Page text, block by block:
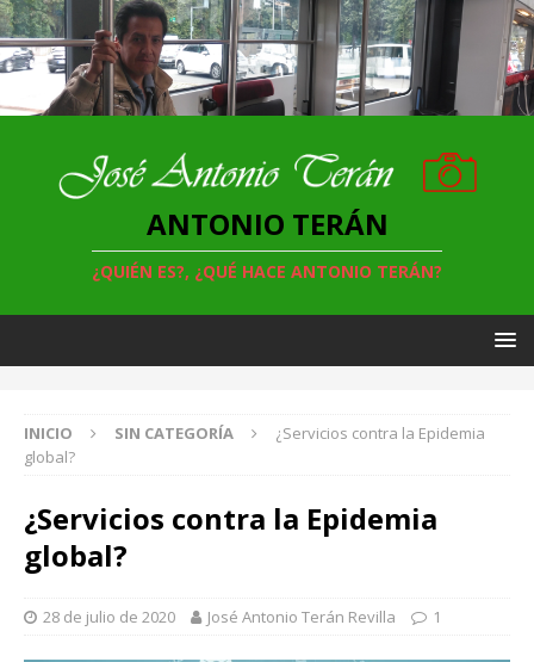
ANTONIO TERÁN
¿QUIÉN ES?, ¿QUÉ HACE ANTONIO TERÁN?
INICIO SIN CATEGORÍA
¿Servicios contra la Epidemia
global?
¿Servicios contra la Epidemia
global?
28 de julio de 2020 José Antonio Terán Revilla 1